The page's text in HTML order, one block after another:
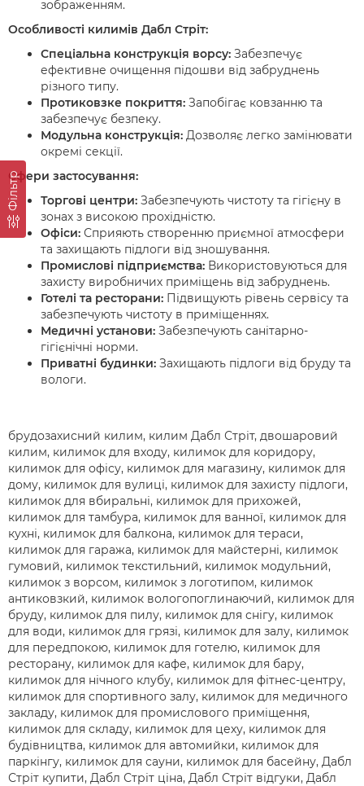
Фільтр
зображенням.
Особливості килимів Дабл Стріт:
Спеціальна конструкція ворсу: Забезпечує
ефективне очищення підошви від забруднень
різного типу.
Протиковзке покриття: Запобігає ковзанню та
забезпечує безпеку.
Модульна конструкція: Дозволяє легко замінювати
окремі секції.
Сфери застосування:
Торгові центри: Забезпечують чистоту та гігієну в
зонах з високою прохідністю.
Офіси: Сприяють створенню приємної атмосфери
та захищають підлоги від зношування.
Промислові підприємства: Використовуються для
захисту виробничих приміщень від забруднень.
Готелі та ресторани: Підвищують рівень сервісу та
забезпечують чистоту в приміщеннях.
Медичні установи: Забезпечують санітарно-
гігієнічні норми.
Приватні будинки: Захищають підлоги від бруду та
вологи.
брудозахисний килим, килим Дабл Стріт, двошаровий
килим, килимок для входу, килимок для коридору,
килимок для офісу, килимок для магазину, килимок для
дому, килимок для вулиці, килимок для захисту підлоги,
килимок для вбиральні, килимок для прихожей,
килимок для тамбура, килимок для ванної, килимок для
кухні, килимок для балкона, килимок для тераси,
килимок для гаража, килимок для майстерні, килимок
гумовий, килимок текстильний, килимок модульний,
килимок з ворсом, килимок з логотипом, килимок
антиковзкий, килимок вологопоглинаючий, килимок для
бруду, килимок для пилу, килимок для снігу, килимок
для води, килимок для грязі, килимок для залу, килимок
для передпокою, килимок для готелю, килимок для
ресторану, килимок для кафе, килимок для бару,
килимок для нічного клубу, килимок для фітнес-центру,
килимок для спортивного залу, килимок для медичного
закладу, килимок для промислового приміщення,
килимок для складу, килимок для цеху, килимок для
будівництва, килимок для автомийки, килимок для
паркінгу, килимок для сауни, килимок для басейну, Дабл
Стріт купити, Дабл Стріт ціна, Дабл Стріт відгуки, Дабл